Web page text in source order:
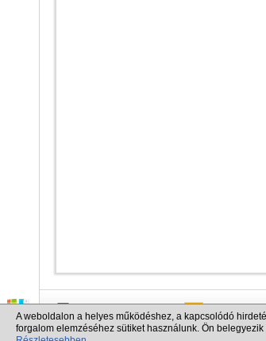
info@cargo.lt
+370 655
+371 258
A weboldalon a helyes működéshez, a kapcsolódó
forgalom elemzéséhez sütiket használunk. Ön